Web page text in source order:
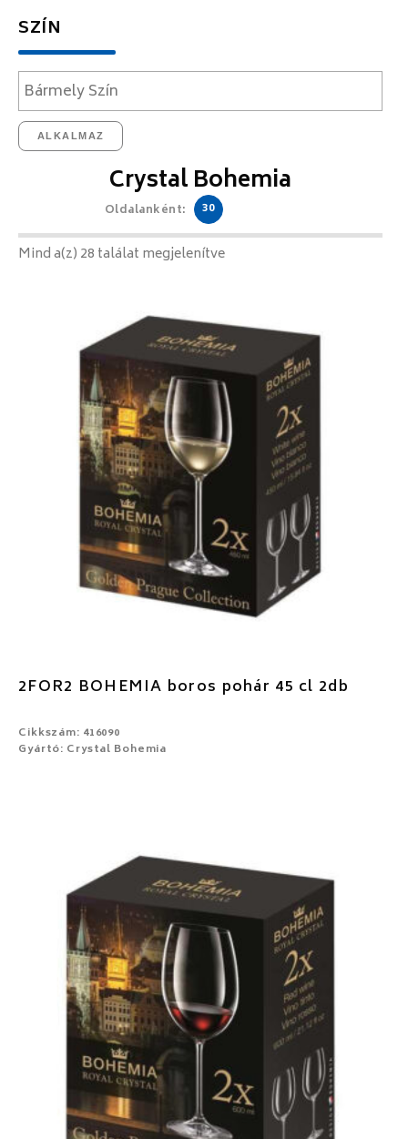
SZÍN
ALKALMAZ
Crystal Bohemia
Oldalanként: 30
Mind a(z) 28 találat megjelenítve
2FOR2 BOHEMIA boros pohár 45 cl 2db
Cikkszám: 416090
Gyártó: Crystal Bohemia